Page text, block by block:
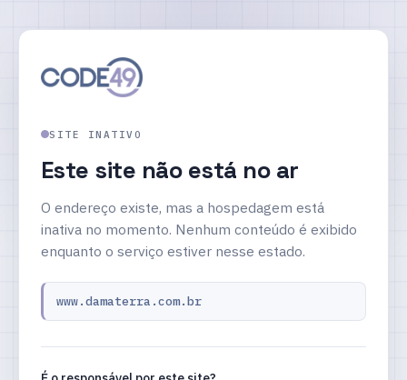
SITE INATIVO
Este site não está no ar
O endereço existe, mas a hospedagem está
inativa no momento. Nenhum conteúdo é exibido
enquanto o serviço estiver nesse estado.
www.damaterra.com.br